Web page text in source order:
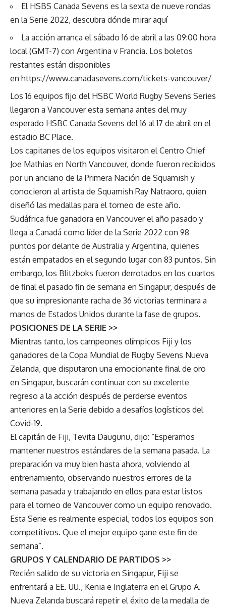
El HSBS Canada Sevens es la sexta de nueve rondas
en la Serie 2022, descubra dónde miraraquí
La acción arranca el sábado 16 de abril a las 09:00 hora
local (GMT-7) con Argentina v Francia. Los boletos
restantes están disponibles
en https://www.canadasevens.com/tickets-vancouver/
Los 16 equipos fijo del HSBC World Rugby Sevens Series
llegaron a Vancouver esta semana antes del muy
esperado HSBC Canada Sevens del 16 al 17 de abril en el
estadio BC Place.
Los capitanes de los equipos visitaron el Centro Chief
Joe Mathias en North Vancouver, donde fueron recibidos
por un anciano de la Primera Nación de Squamish y
conocieron al artista de Squamish Ray Natraoro, quien
diseñó las medallas para el torneo de este año.
Sudáfrica fue ganadora en Vancouver el año pasado y
llega a Canadá como líder de la Serie 2022 con 98
puntos por delante de Australia y Argentina, quienes
están empatados en el segundo lugar con 83 puntos. Sin
embargo, los Blitzboks fueron derrotados en los cuartos
de final el pasado fin de semana en Singapur, después de
que su impresionante racha de 36 victorias terminara a
manos de Estados Unidos durante la fase de grupos.
POSICIONES DE LA SERIE >>
Mientras tanto, los campeones olímpicos Fiji y los
ganadores de la Copa Mundial de Rugby Sevens Nueva
Zelanda, que disputaron una emocionante final de oro
en Singapur, buscarán continuar con su excelente
regreso a la acción después de perderse eventos
anteriores en la Serie debido a desafíos logísticos del
Covid-19.
El capitán de Fiji, Tevita Daugunu, dijo: “Esperamos
mantener nuestros estándares de la semana pasada. La
preparación va muy bien hasta ahora, volviendo al
entrenamiento, observando nuestros errores de la
semana pasada y trabajando en ellos para estar listos
para el torneo de Vancouver como un equipo renovado.
Esta Serie es realmente especial, todos los equipos son
competitivos. Que el mejor equipo gane este fin de
semana”.
GRUPOS Y CALENDARIO DE PARTIDOS >>
Recién salido de su victoria en Singapur, Fiji se
enfrentará a EE. UU., Kenia e Inglaterra en el Grupo A.
Nueva Zelanda buscará repetir el éxito de la medalla de